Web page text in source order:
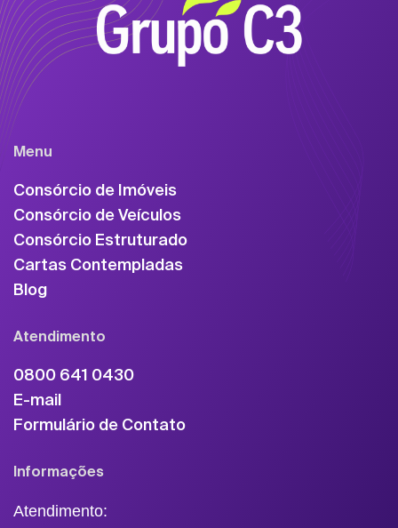
Menu
Consórcio de Imóveis
Consórcio de Veículos
Consórcio Estruturado
Cartas Contempladas
Blog
Atendimento
0800 641 0430
E-mail
Formulário de Contato
Informações
Atendimento: